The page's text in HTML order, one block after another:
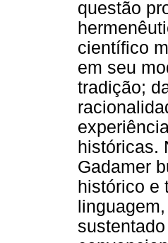
questão
científico
em seu
tradição;
históricas.
Gadamer
histórico e